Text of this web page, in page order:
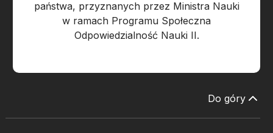
państwa, przyznanych przez Ministra Nauki
w ramach Programu Społeczna
Odpowiedzialność Nauki II.
Do góry